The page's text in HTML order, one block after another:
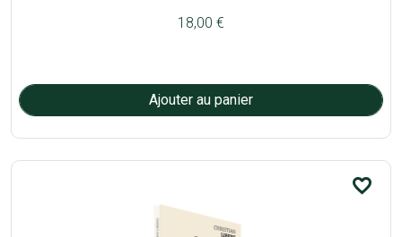
18,00 €
favorite_border